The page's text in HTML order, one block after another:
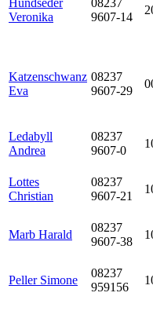
Hundseder
Veronika
08237
9607-14
Katzenschwanz
Eva
08237
9607-29
Ledabyll
Andrea
08237
9607-0
Lottes
Christian
08237
9607-21
Marb Harald
08237
9607-38
Peller Simone
08237
959156